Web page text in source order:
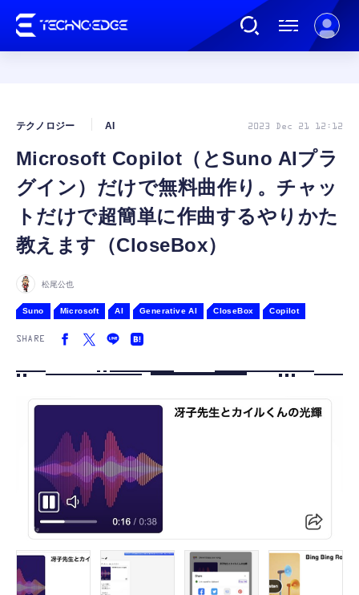
AI
ガジェット
ゲーム
カルチャー
FOLLOW US
Microsoft Copilot（とSuno AIプラ
グイン）だけで無料曲作り。チャッ
トだけで超簡単に作曲するやりかた
教えます（CloseBox）
テクノロジー AI 2023 Dec 21 12:12
松尾公也
Suno Microsoft AI Generative AI CloseBox Copilot
SHARE